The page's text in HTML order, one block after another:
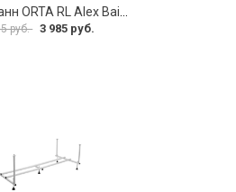
руб. 3 985 руб.